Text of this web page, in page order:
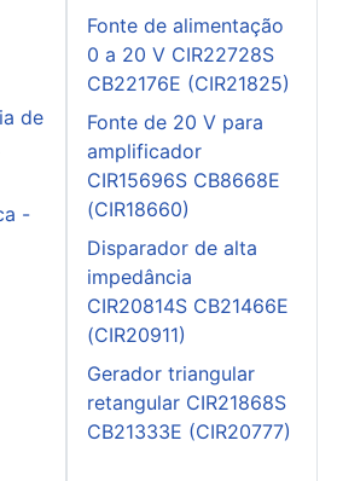
de
-
Fonte de alimentação
0 a 20 V CIR22728S
CB22176E (CIR21825)
Fonte de 20 V para
amplificador
CIR15696S CB8668E
(CIR18660)
Disparador de alta
impedância
CIR20814S CB21466E
(CIR20911)
Gerador triangular
retangular CIR21868S
CB21333E (CIR20777)